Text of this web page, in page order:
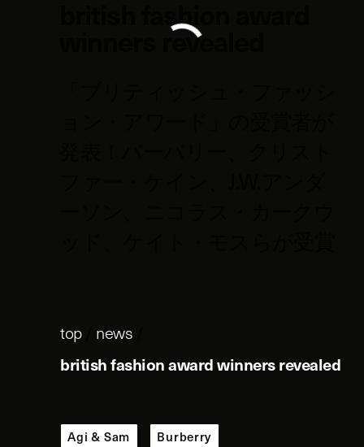
british fashion award
winners revealed
top/ news
british fashion award winners revealed
Agi & Sam Burberry